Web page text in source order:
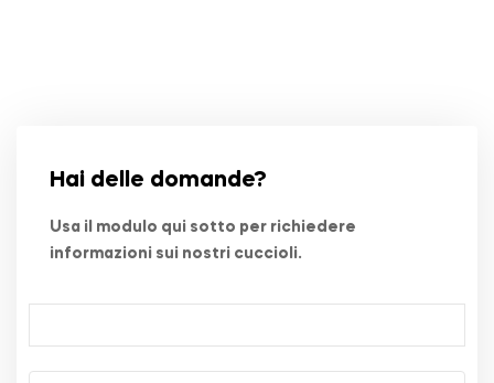
Hai delle domande?
Usa il modulo qui sotto per richiedere
informazioni sui nostri cuccioli.